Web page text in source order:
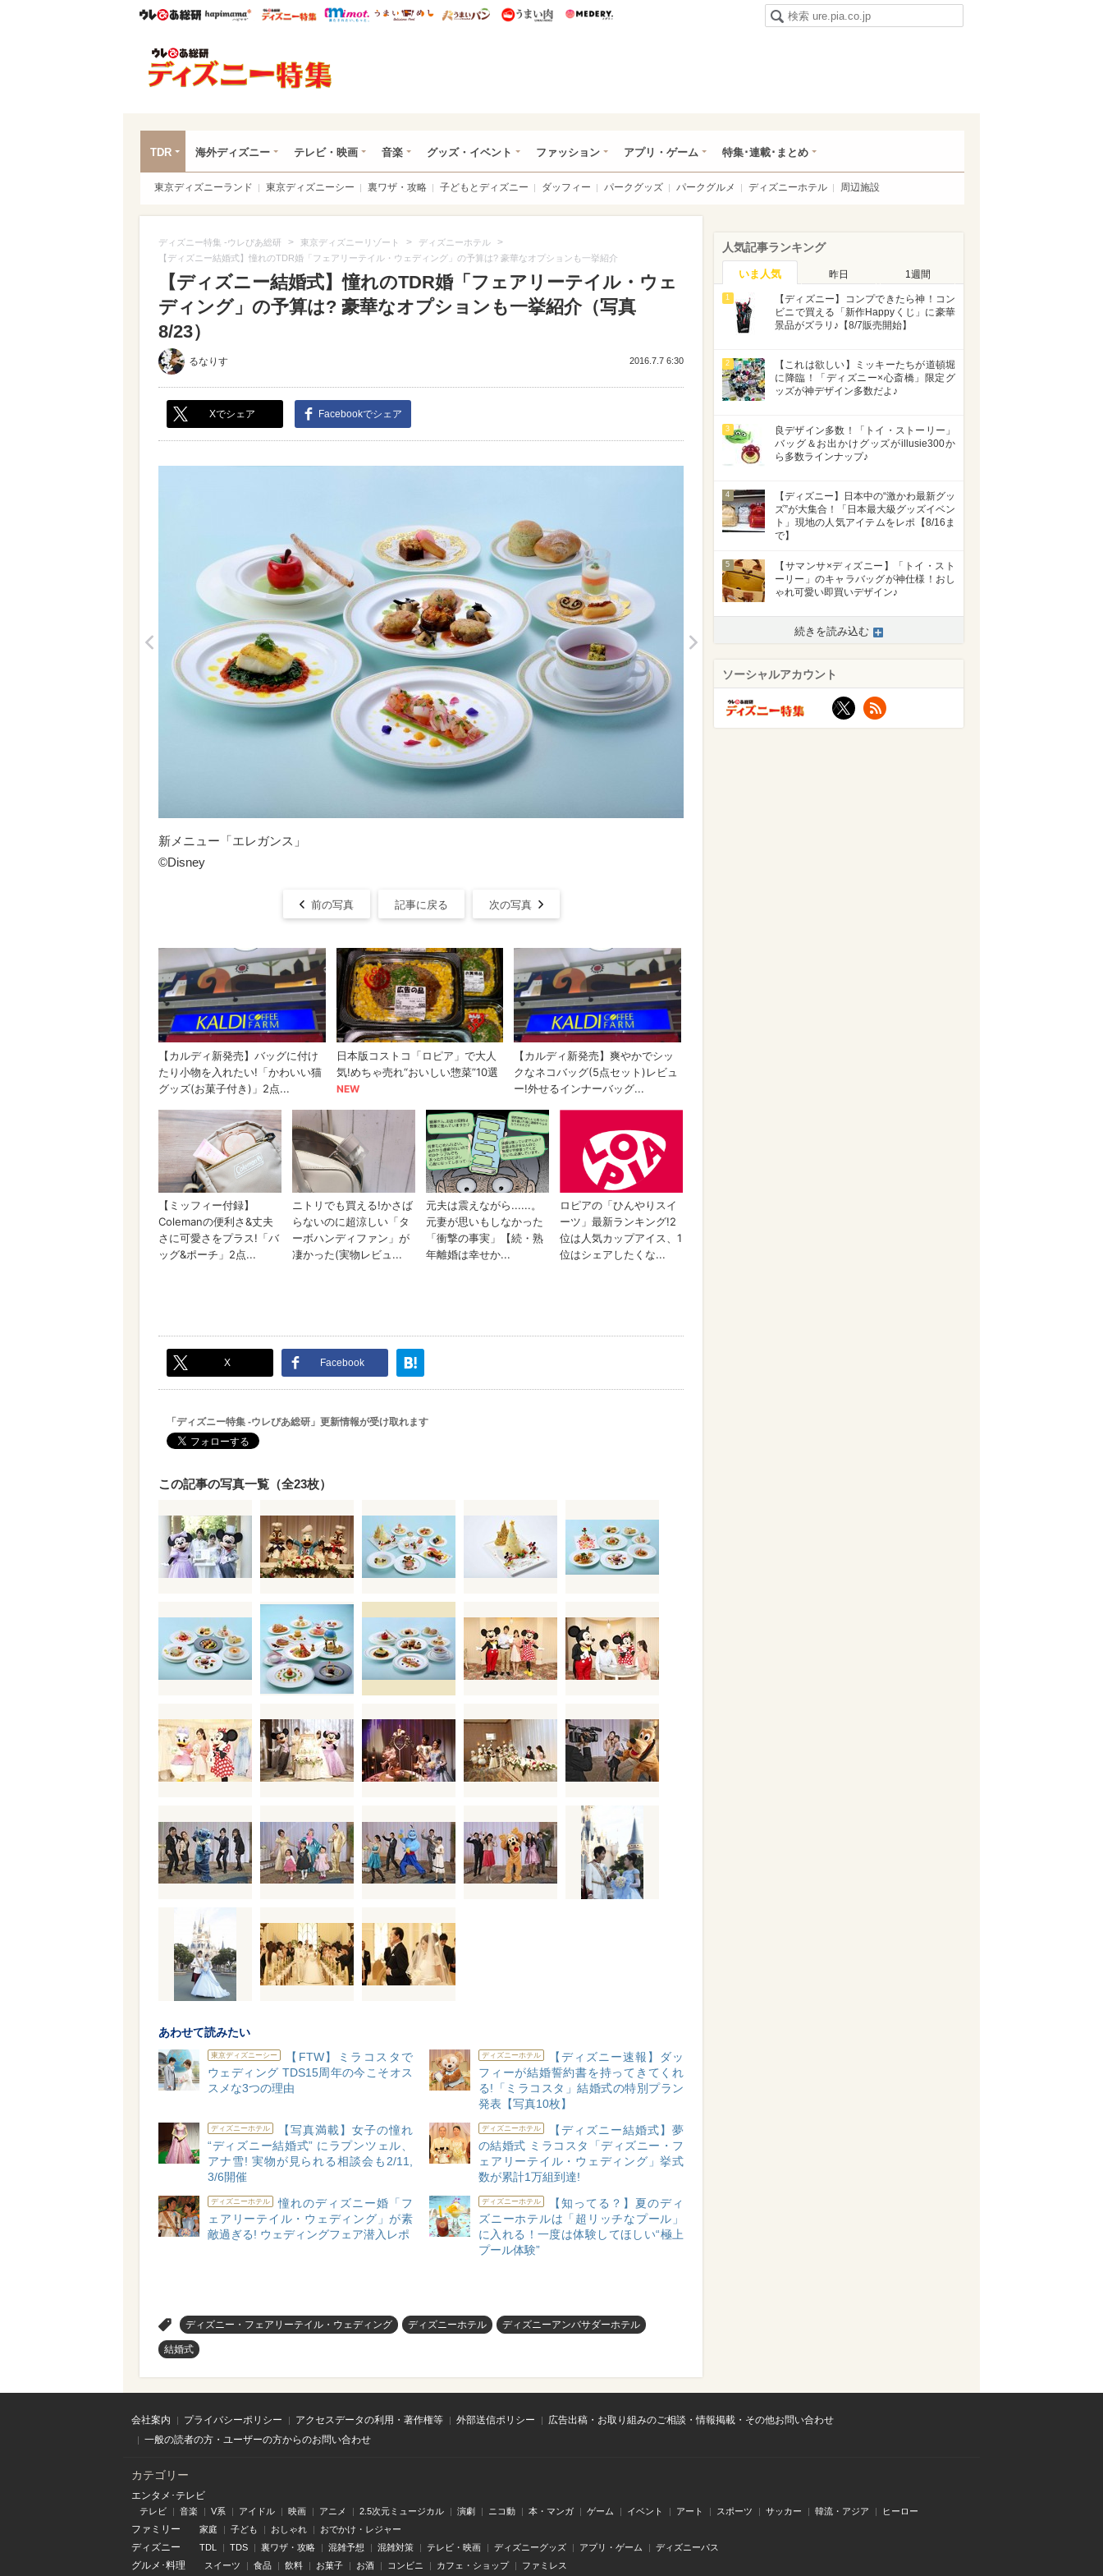
ウレぴあ総研ハピママ* ウレぴあ総研 ディズニー特集
mimot. うまいめし うまいパン うまい肉
TDR 海外ディズニー テレビ・映画 音楽 グッズ・イベント ファッション アプリ・ゲーム 特集･連載･まとめ
東京ディズニーランド 東京ディズニーシー 裏ワザ・攻略 子どもとディズニー ダッフィー パークグッズ パークグルメ ディズニーホテル 周辺施設
ディズニー特集 -ウレぴあ総研 > 東京ディズニーリゾート > ディズニーホテル >
【ディズニー結婚式】憧れのTDR婚「フェアリーテイル・ウェディング」の予算は? 豪華なオプションも一挙紹介
【ディズニー結婚式】憧れのTDR婚「フェアリーテイル・ウェ
ディング」の予算は? 豪華なオプションも一挙紹介（写真
8/23）
るなりす 2016.7.7 6:30
Xでシェア Facebookでシェア
新メニュー「エレガンス」
©Disney
前の写真 記事に戻る 次の写真
X Facebook
「ディズニー特集 -ウレぴあ総研」更新情報が受け取れます
この記事の写真一覧（全23枚）
あわせて読みたい
東京ディズニーシー
【FTW】ミラコスタで
ウェディング TDS15周年の今こそオス
スメな3つの理由
ディズニーホテル
【ディズニー速報】ダッ
フィーが結婚誓約書を持ってきてくれ
る!「ミラコスタ」結婚式の特別プラン
発表【写真10枚】
ディズニーホテル
【写真満載】女子の憧れ
“ディズニー結婚式” にラプンツェル、
アナ雪! 実物が見られる相談会も2/11,
3/6開催
ディズニーホテル
【ディズニー結婚式】夢
の結婚式 ミラコスタ「ディズニー・フ
ェアリーテイル・ウェディング」挙式
数が累計1万組到達!
ディズニーホテル
憧れのディズニー婚「フ
ェアリーテイル・ウェディング」が素
敵過ぎる! ウェディングフェア潜入レポ
ディズニーホテル
【知ってる？】夏のディ
ズニーホテルは「超リッチなプール」
に入れる！一度は体験してほしい“極上
プール体験”
ディズニー・フェアリーテイル・ウェディング ディズニーホテル ディズニーアンバサダーホテル
結婚式
人気記事ランキング
いま人気 昨日 1週間
1
【ディズニー】コンプできたら神！コン
ビニで買える「新作Happyくじ」に豪華
景品がズラリ♪【8/7販売開始】
2
【これは欲しい】ミッキーたちが道頓堀
に降臨！「ディズニー×心斎橋」限定グ
ッズが神デザイン多数だよ♪
3
良デザイン多数！「トイ・ストーリー」
バッグ＆お出かけグッズがillusie300か
ら多数ラインナップ♪
4
【ディズニー】日本中の“激かわ最新グッ
ズ”が大集合！「日本最大級グッズイベン
ト」現地の人気アイテムをレポ【8/16ま
で】
5
【サマンサ×ディズニー】「トイ・スト
ーリー」のキャラバッグが神仕様！おし
ゃれ可愛い即買いデザイン♪
続きを読み込む
ソーシャルアカウント
X
会社案内 プライバシーポリシー アクセスデータの利用・著作権等 外部送信ポリシー
広告出稿・お取り組みのご相談・情報掲載・その他お問い合わせ
一般の読者の方・ユーザーの方からのお問い合わせ
カテゴリー
エンタメ･テレビ
テレビ 音楽 V系 アイドル 映画 アニメ 2.5次元ミュージカル 演劇 ニコ動 本・マンガ ゲーム イベント アート スポーツ サッカー 韓流・アジア ヒーロー
ファミリー 家庭 子ども おしゃれ おでかけ・レジャー
ディズニー TDL TDS 裏ワザ・攻略 混雑予想 混雑対策 テレビ・映画 ディズニーグッズ アプリ・ゲーム ディズニーパス
グルメ･料理 スイーツ 食品 飲料 お菓子 お酒 コンビニ カフェ・ショップ ファミレス